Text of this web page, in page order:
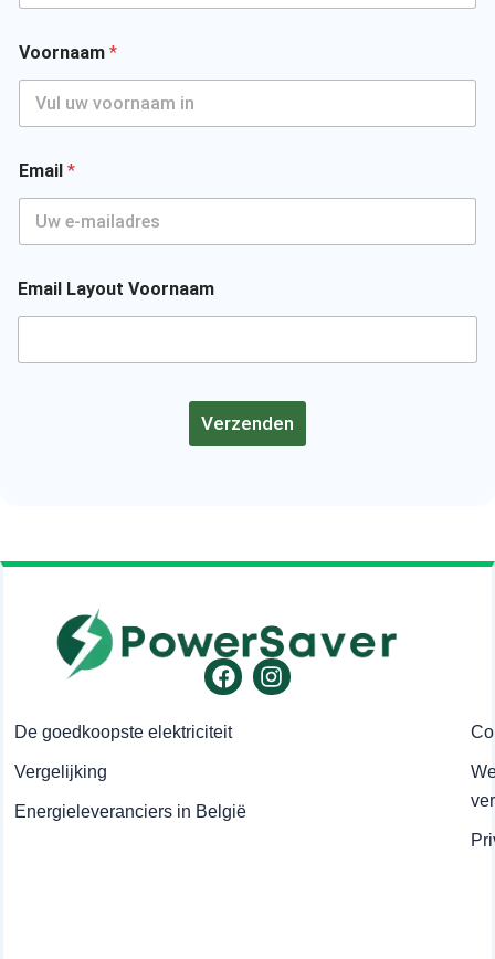
Voornaam *
Email *
Email Layout Voornaam
Verzenden
FacebookInstagram
De goedkoopste elektriciteit
Vergelijking
Energieleveranciers in België